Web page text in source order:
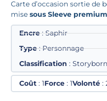
Carte d’occasion sortie
misesous Sleeve
Encre: Saphir
Type: Personnage
Classification :
Coût : 1Force : 1Volonté :